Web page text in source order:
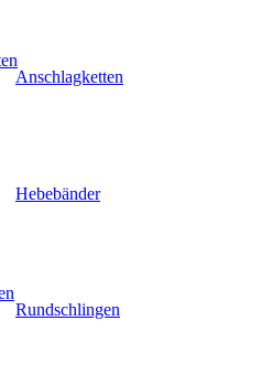
Anschlagketten
Hebebänder
Rundschlingen